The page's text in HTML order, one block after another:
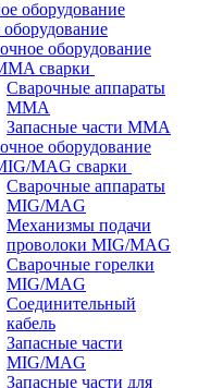
оборудование
сварки
Сварочные аппараты
MMA
Запасные части MMA
оборудование
MAG сварки
Сварочные аппараты
MIG/MAG
Механизмы подачи
проволоки MIG/MAG
Сварочные горелки
MIG/MAG
Соединительный
кабель
Запасные части
MIG/MAG
Запасные части для